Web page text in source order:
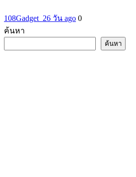
108Gadget_26 วัน ago 0
ค้นหา
ค้นหา